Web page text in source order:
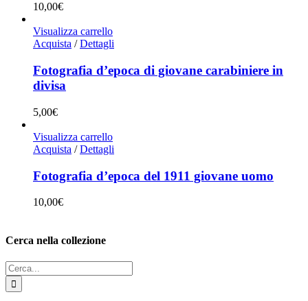
10,00€
Visualizza carrello
Acquista / Dettagli
Fotografia d’epoca di giovane carabiniere in
divisa
5,00€
Visualizza carrello
Acquista / Dettagli
Fotografia d’epoca del 1911 giovane uomo
10,00€
Cerca nella collezione
Cerca
per: